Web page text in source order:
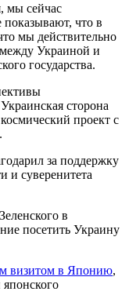
мы сейчас
показывают, что в
мы действительно
Украиной и
государства.
сторона
проект с
за поддержку
и суверенитета
в
посетить Украину
визитом в Японию,